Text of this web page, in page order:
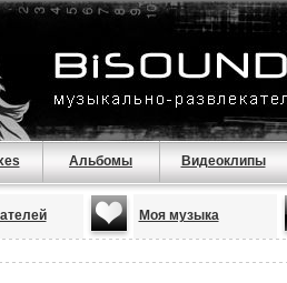
Альбомы Видеоклипы
Моя музыка